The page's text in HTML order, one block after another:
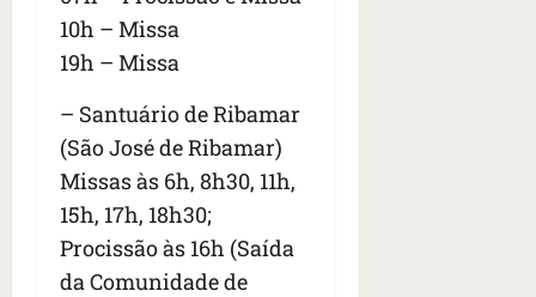
10h – Missa
19h – Missa
– Santuário de Ribamar
(São José de Ribamar)
Missas às 6h, 8h30, 11h,
15h, 17h, 18h30;
Procissão às 16h (Saída
da Comunidade de